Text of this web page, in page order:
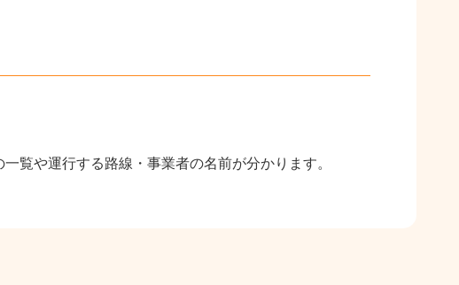
覧や運行する路線・事業者の名前が分かります。